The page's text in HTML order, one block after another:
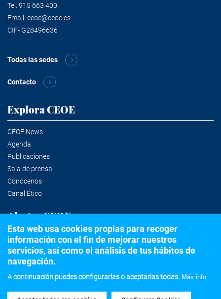
Tel. 915 663 400
Email. ceoe@ceoe.es
CIF- G28496636
Todas las sedes
Contacto
Explora CEOE
CEOE News
Agenda
Publicaciones
Sala de prensa
Conócenos
Canal Ético
Alertas CEOE
Suscríbete a la newsletter
©2020 Confederación Española de Organizaciones Empresariales
Esta web usa cookies propias para recoger
información con el fin de mejorar nuestros
servicios, así como el análisis de tus hábitos de
navegación.
A continuación puedes configurarlas o aceptarlas todas. Más info